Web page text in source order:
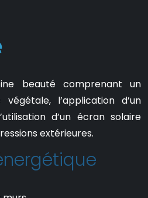
beauté comprenant un
végétale, l’application d’un
d’un écran solaire
extérieures.